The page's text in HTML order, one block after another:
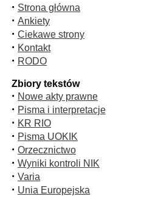
· Strona główna
· Ankiety
· Ciekawe strony
· Kontakt
· RODO
Zbiory tekstów
· Nowe akty prawne
· Pisma i interpretacje
· KR RIO
· Pisma UOKIK
· Orzecznictwo
· Wyniki kontroli NIK
· Varia
· Unia Europejska